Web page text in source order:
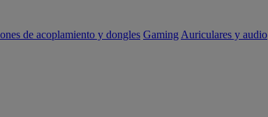
de acoplamiento y dongles Gaming Auriculares y audio